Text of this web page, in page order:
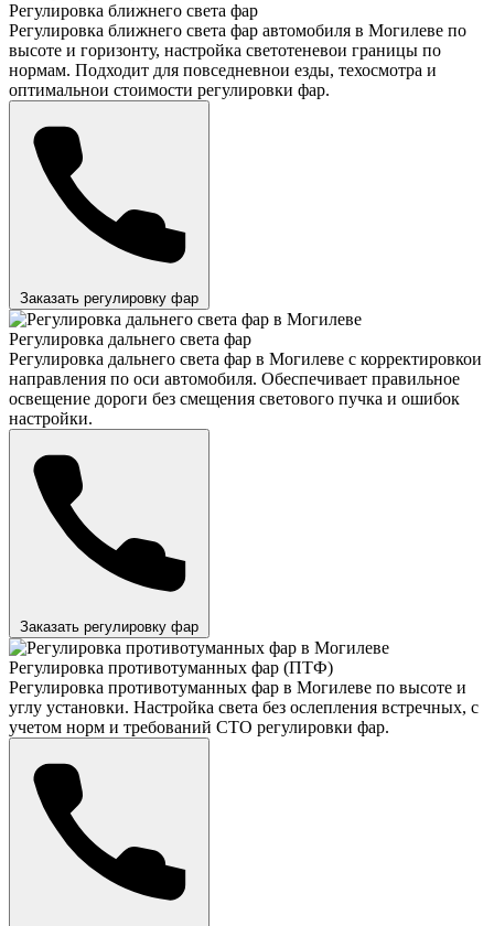
Регулировка ближнего света фар
Регулировка ближнего света фар автомобиля в Могилеве по
высоте и горизонту, настройка светотеневои границы по
нормам. Подходит для повседневнои езды, техосмотра и
оптимальнои стоимости регулировки фар.
Заказать регулировку фар
Регулировка дальнего света фар
Регулировка дальнего света фар в Могилеве с корректировкои
направления по оси автомобиля. Обеспечивает правильное
освещение дороги без смещения светового пучка и ошибок
настройки.
Заказать регулировку фар
Регулировка противотуманных фар (ПТФ)
Регулировка противотуманных фар в Могилеве по высоте и
углу установки. Настройка света без ослепления встречных, с
учетом норм и требований СТО регулировки фар.